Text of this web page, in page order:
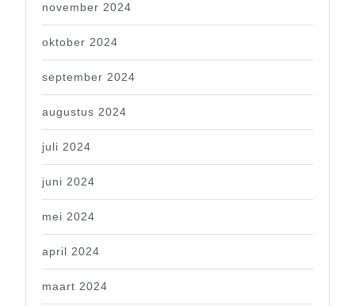
november 2024
oktober 2024
september 2024
augustus 2024
juli 2024
juni 2024
mei 2024
april 2024
maart 2024